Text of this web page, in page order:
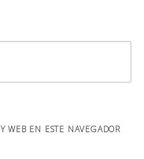
WEB EN ESTE NAVEGADOR